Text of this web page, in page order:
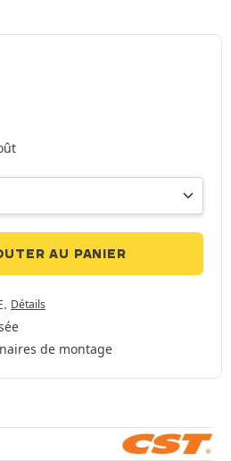
AU PANIER
Détails
de montage